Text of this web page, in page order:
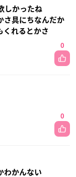
しかったね
さ具にちなんだか
くれるとかさ
0
0
わかんない